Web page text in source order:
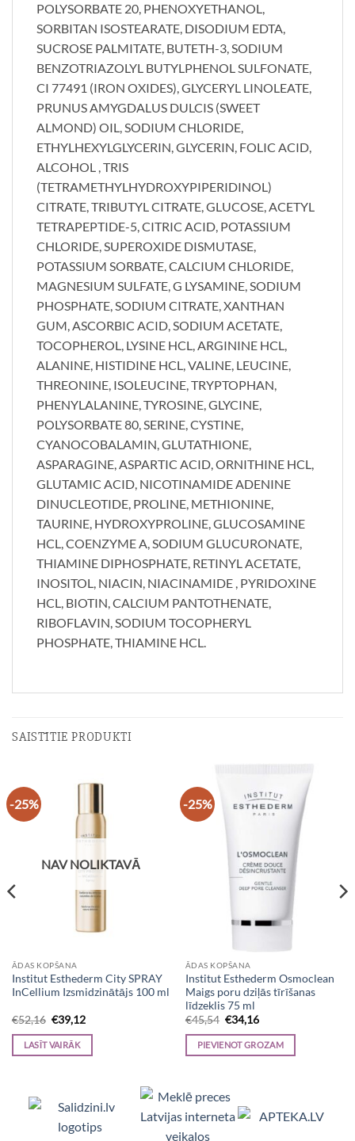
POLYSORBATE 20, PHENOXYETHANOL,
SORBITAN ISOSTEARATE, DISODIUM EDTA,
SUCROSE PALMITATE, BUTETH-3, SODIUM
BENZOTRIAZOLYL BUTYLPHENOL SULFONATE,
CI 77491 (IRON OXIDES), GLYCERYL LINOLEATE,
PRUNUS AMYGDALUS DULCIS (SWEET
ALMOND) OIL, SODIUM CHLORIDE,
ETHYLHEXYLGLYCERIN, GLYCERIN, FOLIC ACID,
ALCOHOL , TRIS
(TETRAMETHYLHYDROXYPIPERIDINOL)
CITRATE, TRIBUTYL CITRATE, GLUCOSE, ACETYL
TETRAPEPTIDE-5, CITRIC ACID, POTASSIUM
CHLORIDE, SUPEROXIDE DISMUTASE,
POTASSIUM SORBATE, CALCIUM CHLORIDE,
MAGNESIUM SULFATE, G LYSAMINE, SODIUM
PHOSPHATE, SODIUM CITRATE, XANTHAN
GUM, ASCORBIC ACID, SODIUM ACETATE,
TOCOPHEROL, LYSINE HCL, ARGININE HCL,
ALANINE, HISTIDINE HCL, VALINE, LEUCINE,
THREONINE, ISOLEUCINE, TRYPTOPHAN,
PHENYLALANINE, TYROSINE, GLYCINE,
POLYSORBATE 80, SERINE, CYSTINE,
CYANOCOBALAMIN, GLUTATHIONE,
ASPARAGINE, ASPARTIC ACID, ORNITHINE HCL,
GLUTAMIC ACID, NICOTINAMIDE ADENINE
DINUCLEOTIDE, PROLINE, METHIONINE,
TAURINE, HYDROXYPROLINE, GLUCOSAMINE
HCL, COENZYME A, SODIUM GLUCURONATE,
THIAMINE DIPHOSPHATE, RETINYL ACETATE,
INOSITOL, NIACIN, NIACINAMIDE , PYRIDOXINE
HCL, BIOTIN, CALCIUM PANTOTHENATE,
RIBOFLAVIN, SODIUM TOCOPHERYL
PHOSPHATE, THIAMINE HCL.
SAISTĪTIE PRODUKTI
-25%
NAV NOLIKTAVĀ
ĀDAS KOPŠANA
Institut Esthederm City SPRAY
InCellium Izsmidzinātājs 100 ml
€52,16 Original
price
was:
€52,16.
€39,12Current
is:
LASĪT VAIRĀK
-25%
ĀDAS KOPŠANA
Institut Esthederm Osmoclean
Maigs poru dziļās tīrīšanas
līdzeklis 75 ml
€45,54 Original
price
was:
€45,54.
€34,16Current
is:
€34,16.
PIEVIENOT GROZAM
Viedpulksteņi, Makita, Ceļojumu